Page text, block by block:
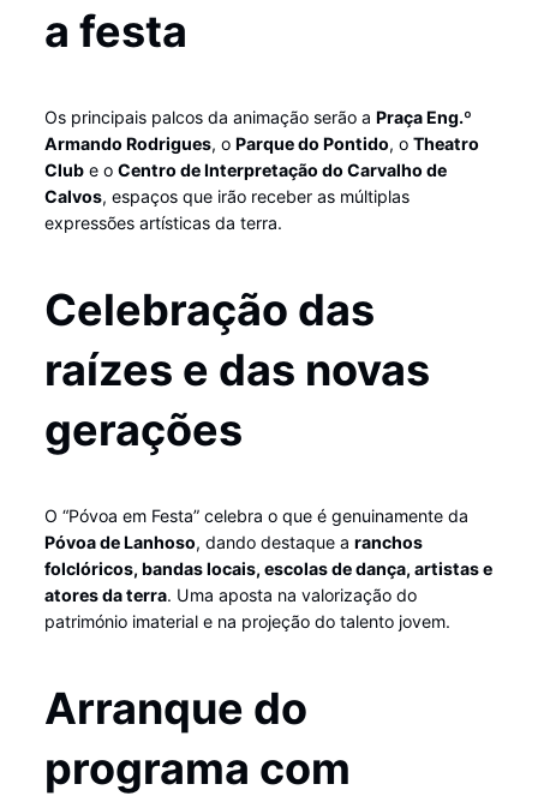
a festa
Os principais palcos da animação serão a Praça Eng.º
Armando Rodrigues, o Parque do Pontido, o Theatro
Clube o Centro de Interpretação do Carvalho de
Calvos, espaços que irão receber as múltiplas
expressões artísticas da terra.
Celebração das
raízes e das novas
gerações
O “Póvoa em Festa” celebra o que é genuinamente da
Póvoa de Lanhoso, dando destaque a ranchos
folclóricos, bandas locais, escolas de dança, artistas e
atores da terra. Uma aposta na valorização do
património imaterial e na projeção do talento jovem.
Arranque do
programa com